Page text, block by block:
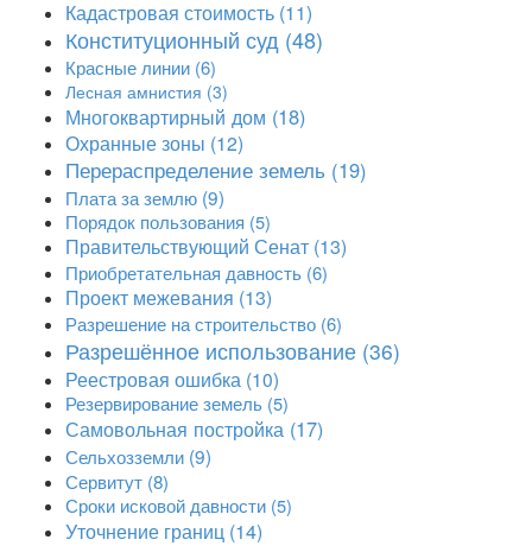
Кадастровая стоимость (11)
Конституционный суд (48)
Красные линии (6)
Лесная амнистия (3)
Многоквартирный дом (18)
Охранные зоны (12)
Перераспределение земель (19)
Плата за землю (9)
Порядок пользования (5)
Правительствующий Сенат (13)
Приобретательная давность (6)
Проект межевания (13)
Разрешение на строительство (6)
Разрешённое использование (36)
Реестровая ошибка (10)
Резервирование земель (5)
Самовольная постройка (17)
Сельхозземли (9)
Сервитут (8)
Сроки исковой давности (5)
Уточнение границ (14)